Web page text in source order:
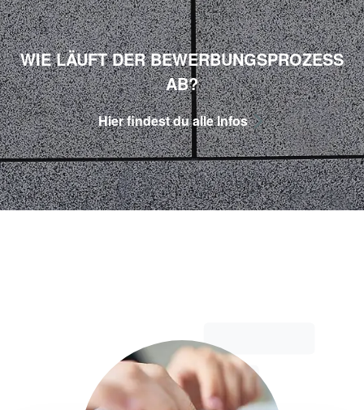
WIE LÄUFT DER BEWERBUNGSPROZESS
AB?
Hier findest du alle Infos